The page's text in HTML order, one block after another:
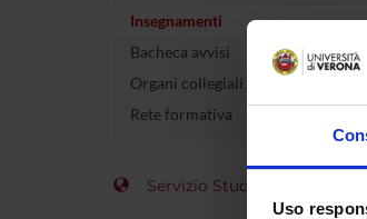
Uso
Insegnamenti
Bacheca avvisi
Organi collegiali e di governo
Rete formativa
Servizio Studenti